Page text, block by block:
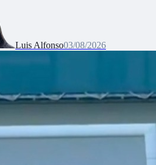
Luis Alfonso03/08/2026